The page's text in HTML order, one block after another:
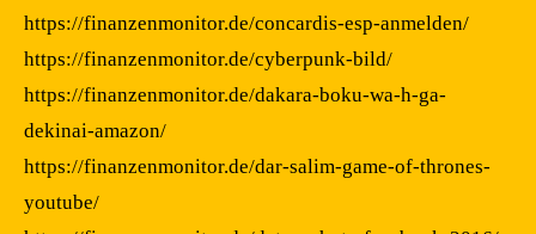
https://finanzenmonitor.de/concardis-esp-anmelden/
https://finanzenmonitor.de/cyberpunk-bild/
https://finanzenmonitor.de/dakara-boku-wa-h-ga-
dekinai-amazon/
https://finanzenmonitor.de/dar-salim-game-of-thrones-
youtube/